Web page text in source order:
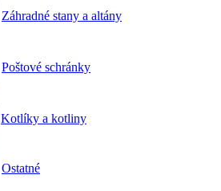
Záhradné stany a altány
Poštové schránky
Kotlíky a kotliny
Ostatné